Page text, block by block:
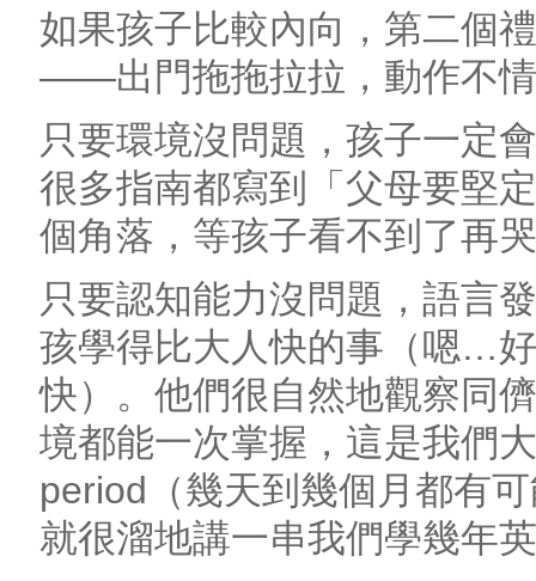
如果孩子比較內向，第二個
——出門拖拖拉拉，動作不
只要環境沒問題，孩子一定
很多指南都寫到「父母要堅
個角落，等孩子看不到了再
只要認知能力沒問題，語言
孩學得比大人快的事（嗯…
快）。他們很自然地觀察同
境都能一次掌握，這是我們
period（幾天到幾個月都有
就很溜地講一串我們學幾年